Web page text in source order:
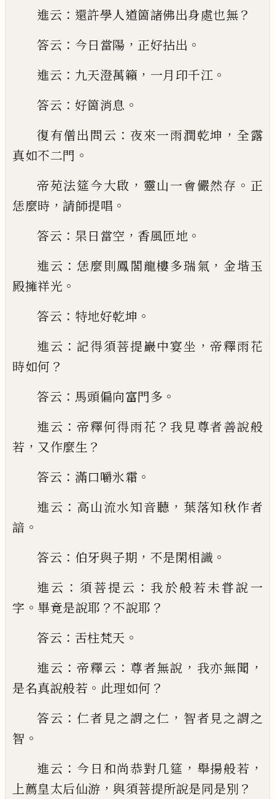
進云 ： 還許學人道箇諸佛出身處也無？
答云 ： 今日當陽 ， 正好拈出 。
進云 ： 九天澄萬籟 ， 一月印千江 。
答云 ： 好箇消息 。
復有僧出問云 ： 夜來一雨潤乾坤 ， 全露
真如不二門 。
帝苑法筵今大啟 ， 靈山一會儼然存 。 正
恁麼時 ， 請師提唱 。
答云 ： 杲日當空 ， 香風匝地 。
進云 ： 恁麼則鳳閣龍樓多瑞氣 ， 金堦玉
殿擁祥光 。
答云 ： 特地好乾坤 。
進云 ：記得須菩提巖中宴坐 ，帝釋雨花
時如何 ？
答云 ： 馬頭偏向富門多 。
進云 ：帝釋何得雨花 ？ 我見尊者善說般
若 ， 又作麼生 ？
答云 ： 滿口嚼氷霜 。
進云 ： 高山流水知音聽 ， 葉落知秋作者
諳 。
答云 ： 伯牙與子期 ， 不是閑相識 。
進云 ： 須菩提云 ： 我於般若未甞說一
字 。 畢竟是說耶 ？不說耶 ？
答云 ： 舌柱梵天 。
進云 ：帝釋云 ： 尊者無說 ， 我亦無聞 ，
是名真說般若 。 此理如何 ？
答云 ： 仁者見之謂之仁 ， 智者見之謂之
智 。
進云 ： 今日和尚恭對几筵 ， 舉揚般若 ，
上薦皇太后仙游 ， 與須菩提所說是同是別 ？